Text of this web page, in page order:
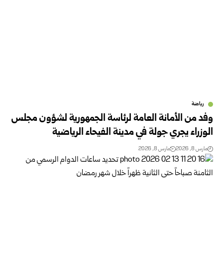
رياضة
وفد من الأمانة العامة لرئاسة الجمهورية لشؤون مجلس
الوزراء يجري جولة في مدينة الفيحاء الرياضية
مارس 8, 2026 مارس 8, 2026